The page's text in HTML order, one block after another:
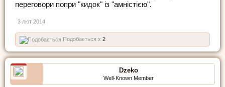
переговори попри "кидок" із "амністією".
3 лют 2014
Подобається x 2
Dzeko
Well-Known Member